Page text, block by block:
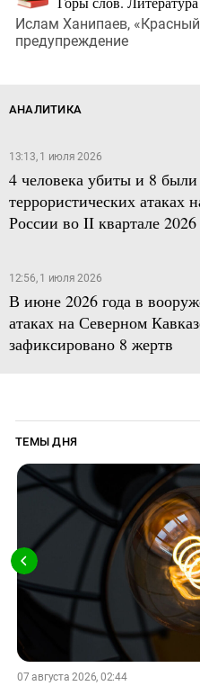
Ислам Ханипаев,
предупреждение
АНАЛИТИКА
13:13, 1 июля 2026
4 человека убиты и 8
террористических атаках
России во II квартале 2026
12:56, 1 июля 2026
В июне 2026 года в
атаках на Северном
зафиксировано 8 жертв
ТЕМЫ ДНЯ
07 августа 2026, 02:44